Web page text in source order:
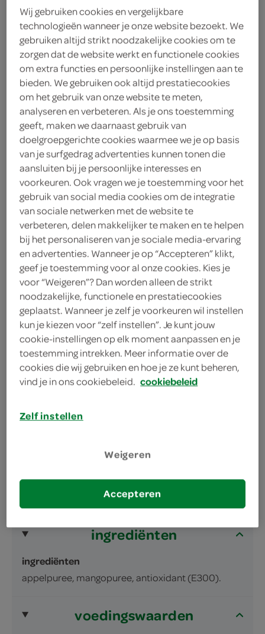
Bonbébé 6m+ bio appel
mango pouch
Bonbébé
1.
15
90 Gram
Let op: aanbiedingen zijn niet zichtbaar bij de
producten, maar worden wél automatisch
verwerkt in de winkelmand.
baby's vanaf 4 maanden
inhoud en gewicht
ingrediënten
ingrediënten
appelpuree, mangopuree, antioxidant (E300).
voedingswaarden
Wij gebruiken cookies en vergelijkbare
technologieën wanneer je onze website bezoekt. We
gebruiken altijd strikt noodzakelijke cookies om te
zorgen dat de website werkt en functionele cookies
om extra functies en persoonlijke instellingen aan te
bieden. We gebruiken ook altijd prestatiecookies
om het gebruik van onze website te meten,
analyseren en verbeteren. Als je ons toestemming
geeft, maken we daarnaast gebruik van
doelgroepgerichte cookies waarmee we je op basis
van je surfgedrag advertenties kunnen tonen die
aansluiten bij je persoonlijke interesses en
voorkeuren. Ook vragen we je toestemming voor het
gebruik van social media cookies om de integratie
van sociale netwerken met de website te
verbeteren, delen makkelijker te maken en te helpen
bij het personaliseren van je sociale media-ervaring
en advertenties. Wanneer je op “Accepteren” klikt,
geef je toestemming voor al onze cookies. Kies je
voor “Weigeren”? Dan worden alleen de strikt
noodzakelijke, functionele en prestatiecookies
geplaatst. Wanneer je zelf je voorkeuren wil instellen
kun je kiezen voor “zelf instellen”. Je kunt jouw
cookie-instellingen op elk moment aanpassen en je
toestemming intrekken. Meer informatie over de
cookies die wij gebruiken en hoe je ze kunt beheren,
vind je in ons cookiebeleid. cookiebeleid
Zelf instellen
Weigeren
Accepteren